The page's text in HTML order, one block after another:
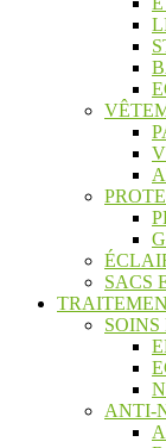
SACS
SOINS
ANTI-